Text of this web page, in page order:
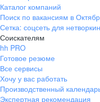
Каталог компаний
Поиск по вакансиям в
Сетка: соцсеть для
Соискателям
hh PRO
Готовое резюме
Все сервисы
Хочу у вас работать
Производственный
Экспертная рекомендация